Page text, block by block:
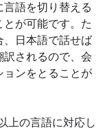
語を切り替える
が可能です。た
、日本語で話せば
されるので、会
ンをとることが
上の言語に対応し